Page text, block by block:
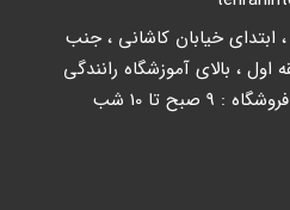
ابتدای خیابان کاشانی ، جنب
سینا ، پلاک ۳۸ ، طبقه اول ، بالای آموزشگاه رانندگی